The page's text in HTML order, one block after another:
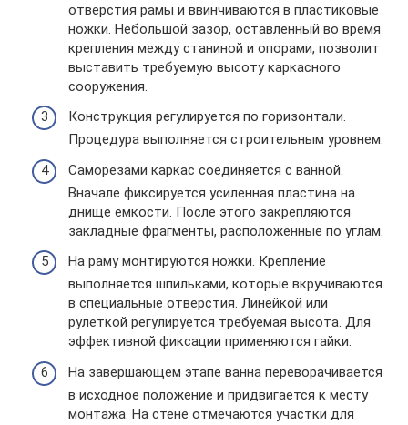
отверстия рамы и ввинчиваются в пластиковые
ножки. Небольшой зазор, оставленный во время
крепления между станиной и опорами, позволит
выставить требуемую высоту каркасного
сооружения.
Конструкция регулируется по горизонтали.
Процедура выполняется строительным уровнем.
Саморезами каркас соединяется с ванной.
Вначале фиксируется усиленная пластина на
днище емкости. После этого закрепляются
закладные фрагменты, расположенные по углам.
На раму монтируются ножки. Крепление
выполняется шпильками, которые вкручиваются
в специальные отверстия. Линейкой или
рулеткой регулируется требуемая высота. Для
эффективной фиксации применяются гайки.
На завершающем этапе ванна переворачивается
в исходное положение и придвигается к месту
монтажа. На стене отмечаются участки для